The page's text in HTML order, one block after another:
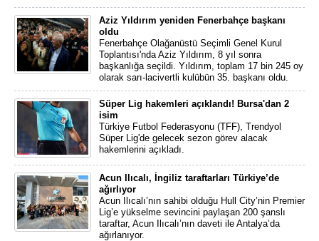
Aziz Yıldırım yeniden Fenerbahçe başkanı
oldu
Fenerbahçe Olağanüstü Seçimli Genel Kurul
Toplantısı'nda Aziz Yıldırım, 8 yıl sonra
başkanlığa seçildi. Yıldırım, toplam 17 bin 245 oy
olarak sarı-lacivertli kulübün 35. başkanı oldu.
Süper Lig hakemleri açıklandı! Bursa'dan 2
isim
Türkiye Futbol Federasyonu (TFF), Trendyol
Süper Lig'de gelecek sezon görev alacak
hakemlerini açıkladı.
Acun Ilıcalı, İngiliz taraftarları Türkiye’de
ağırlıyor
Acun Ilıcalı’nın sahibi olduğu Hull City’nin Premier
Lig’e yükselme sevincini paylaşan 200 şanslı
taraftar, Acun Ilıcalı’nın daveti ile Antalya’da
ağırlanıyor.